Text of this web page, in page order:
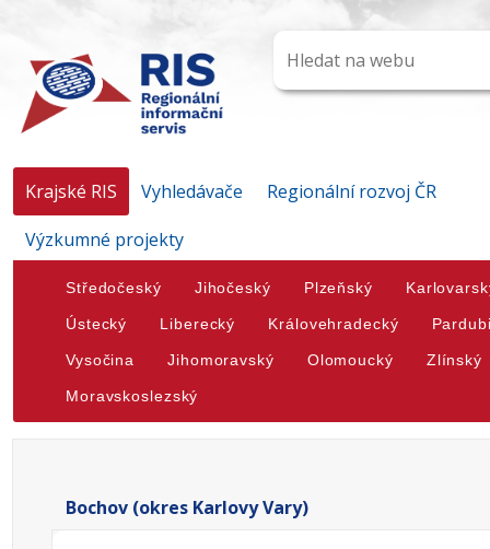
Krajské RIS Vyhledávače
Regionální rozvoj ČR
Výzkumné projekty
Středočeský Jihočeský Plzeňský
Ústecký Liberecký Královehradecký
Vysočina Jihomoravský Olomoucký Zlínský
Moravskoslezský
Bochov (okres Karlovy Vary)